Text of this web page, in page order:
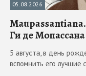
05.08.2026
Ги де Мопассана
5 августа, в день
вспомнить его лучшие